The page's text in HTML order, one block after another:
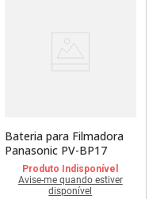
Bateria para Filmadora
Panasonic PV-BP17
Produto Indisponível
Avise-me quando estiver
disponível